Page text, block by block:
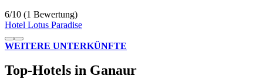
6/10 (1 Bewertung)
Hotel Lotus Paradise
WEITERE UNTERKÜNFTE
Top-Hotels in Ganaur